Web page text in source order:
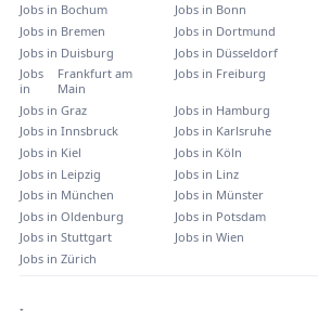
Jobs in Bochum Jobs in Bonn
Jobs in Bremen Jobs in Dortmund
Jobs in Duisburg Jobs in Düsseldorf
Jobs
in
Frankfurt am
Main
Jobs in Freiburg
Jobs in Graz Jobs in Hamburg
Jobs in Innsbruck Jobs in Karlsruhe
Jobs in Kiel Jobs in Köln
Jobs in Leipzig Jobs in Linz
Jobs in München Jobs in Münster
Jobs in Oldenburg Jobs in Potsdam
Jobs in Stuttgart Jobs in Wien
Jobs in Zürich